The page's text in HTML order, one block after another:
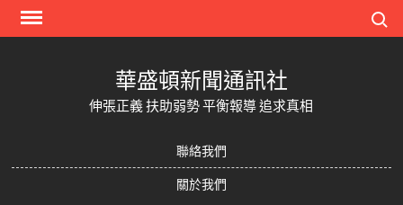
Skip
華盛頓新聞通訊社
伸張正義 扶助弱勢 平衡報導 追求真相
聯絡我們
關於我們